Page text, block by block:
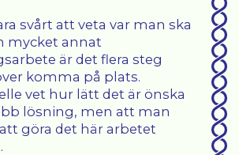
svårt att veta var man ska
mycket annat
är det flera steg
komma på plats.
vet hur lätt det är önska
lösning, men att man
göra det här arbetet